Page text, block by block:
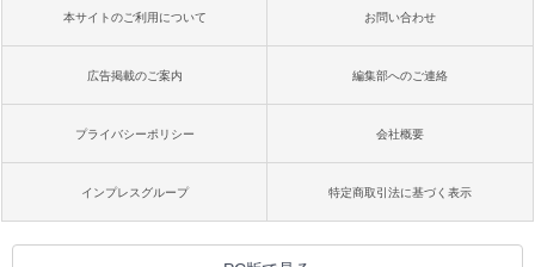
本サイトのご利用について お問い合わせ
広告掲載のご案内 編集部へのご連絡
プライバシーポリシー 会社概要
インプレスグループ 特定商取引法に基づく表示